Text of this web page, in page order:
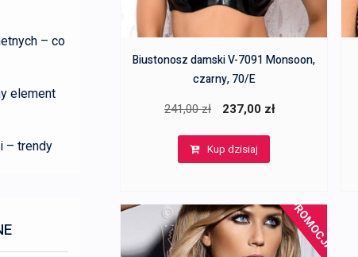
Biustonosz damski V-7091 Monsoon,
czarny, 70/E
241,00zł
Pierwotna
wynosiła:
237,00 zł
Kup dzisiaj
PROMOCJA!
– co
element
– trendy